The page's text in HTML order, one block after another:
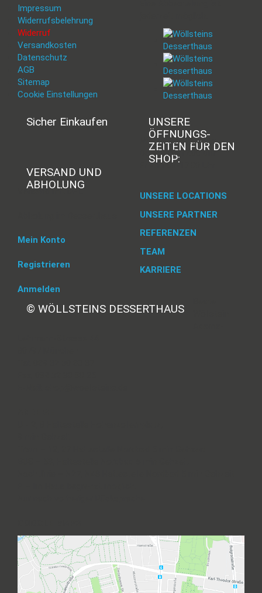
Impressum
Widerrufsbelehrung
Widerruf
Versandkosten
Datenschutz
AGB
Sitemap
Cookie Einstellungen
Sicher Einkaufen
VERSAND UND
ABHOLUNG
Versand mit DHL
Mein Konto
Registrieren
Anmelden
UNSERE
ÖFFNUNGS­
ZEITEN FÜR DEN
SHOP:
Mi - 11:00-17:00 Uhr
Do -11:00-17:00 Uhr
Fr - 11:00-17:00 Uhr
UNSERE LOCATIONS
UNSERE PARTNER
REFERENZEN
TEAM
KARRIERE
© WÖLLSTEINS DESSERTHAUS